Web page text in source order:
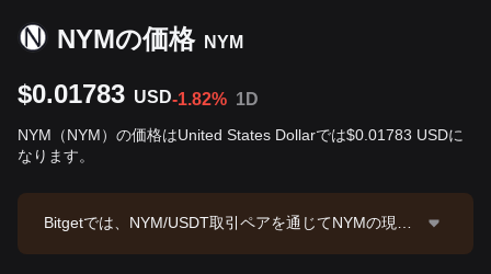
NYMの‌価格 NYM
$0.01783 USD-1.82% 1D
NYM（NYM）の価格はUnited States Dollarでは$0.01783 USDに
なります。
Bitgetでは、NYM/USDT取引ペアを通じてNYMの現物